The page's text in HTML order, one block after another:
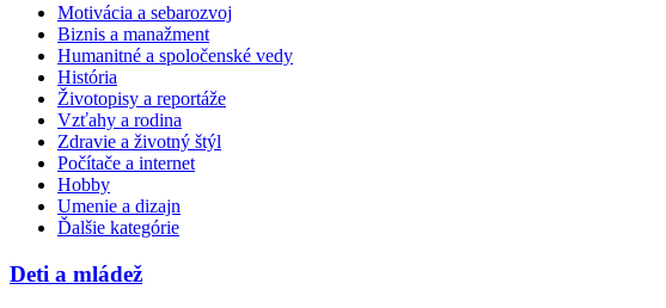
Motivácia a sebarozvoj
Biznis a manažment
Humanitné a spoločenské vedy
História
Životopisy a reportáže
Vzťahy a rodina
Zdravie a životný štýl
Počítače a internet
Hobby
Umenie a dizajn
Ďalšie kategórie
Deti a mládež